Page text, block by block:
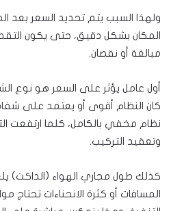
ولهذا السبب يتم تحديد السعر بعد
المكان بشكل دقيق، حتى يكون
مبالغة أو نقصان.
أول عامل يؤثر على السعر هو نوع
كان النظام أقوى أو يعتمد على
نظام مخفي بالكامل، كلما ارتفعت
وتعقيد التركيب.
كذلك طول مجاري الهواء (الداكت)
المسافات أو كثرة الانحناءات تحتاج